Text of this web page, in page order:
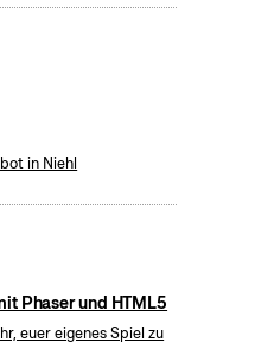
in Niehl
Phaser und HTML5
euer eigenes Spiel zu